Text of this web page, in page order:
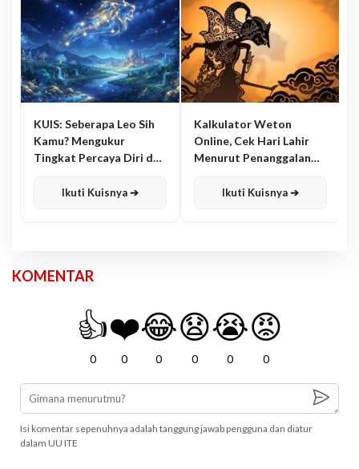
KUIS: Seberapa Leo Sih
Kamu? Mengukur
Tingkat Percaya Diri dan
Ikuti Kuisnya ➔
Kalkulator Weton
Online, Cek Hari Lahir
Menurut Penanggalan
Ikuti Kuisnya ➔
KOMENTAR
👍
0
❤️
0
😂
0
😧
0
😭
0
😡
0
Isi komentar sepenuhnya adalah tanggung jawab pengguna dan diatur
dalam UU ITE